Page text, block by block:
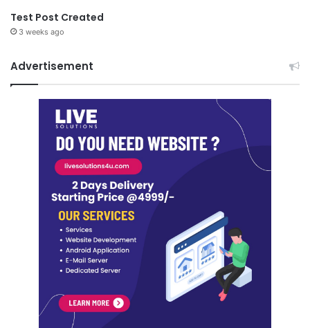
Test Post Created
3 weeks ago
Advertisement